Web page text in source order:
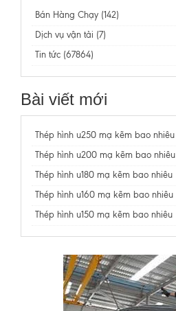
Bán Hàng Chạy (142)
Dịch vụ vận tải (7)
Tin tức (67864)
Bài viết mới
Thép hình u250 mạ kẽm bao nhiêu
Thép hình u200 mạ kẽm bao nhiêu
Thép hình u180 mạ kẽm bao nhiêu
Thép hình u160 mạ kẽm bao nhiêu
Thép hình u150 mạ kẽm bao nhiêu